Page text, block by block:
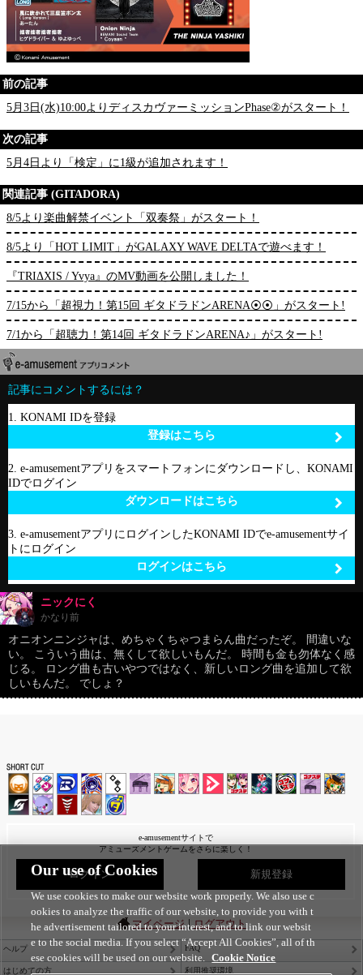
前の記事
5月3日(水)10:00よりディスカヴァーミッションPhase②がスタート！
次の記事
5月4日より「検定」に1級が追加されます！
関連記事 (GITADORA)
8/5より楽曲解禁イベント「双奏祭」がスタート！
8/5より「HOT LIMIT」がGALAXY WAVE DELTAで遊べます！
『TRIΔXIS / Yvya』のMV動画を公開しました！
7/15から「超視力！第15回 ギタドラドンARENA⦿⦿」がスタート!
7/1から「超聴力！第14回 ギタドラドンARENA♪」がスタート!
記事にコメントするには？
1. KONAMI IDを登録
登録はこちら
2. e-amusementアプリをスマートフォンにダウンロードし、KONAMI
IDでログイン
ダウンロードはこちら
3. e-amusementアプリにログインしたKONAMI IDでe-amusementサイ
トにログイン
ログインはこちら
ニックにく
かなり前
オニオンニンジャは、めちゃくちゃつまらん曲だったぞ。 間違いな
い。 こういう曲は、無くして欲しいもんだ。 時間も金も勿体なく感
じる。 ロング曲も古いやつではなく、新しいロング曲を追加して欲
しいもんだ。 でしょ？
e-amusementサイトで
アミューズメントゲームをさらに楽しく！
ログイン 新規登録
マイページ|ログアウト
ヘルプ FAQ
はじめての方 利用推奨環境
Our use of Cookies
We use cookies to make our website work properly. We also use c
ookies to analyze the traffic of our website, to provide you with t
he advertisement tailored to your interest, and to link our websit
e to the social media. If you select “Accept All Cookies”, all of th
ese cookies will be used on our website. Cookie Notice